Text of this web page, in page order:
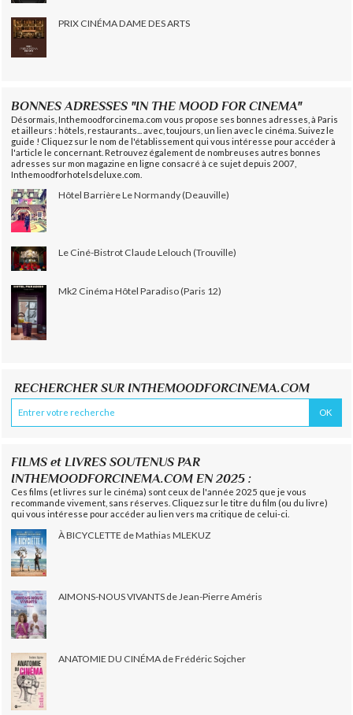
PRIX CINÉMA DAME DES ARTS
BONNES ADRESSES "IN THE MOOD FOR CINEMA"
Désormais, Inthemoodforcinema.com vous propose ses bonnes adresses, à Paris
et ailleurs : hôtels, restaurants... avec, toujours, un lien avec le cinéma. Suivez le
guide ! Cliquez sur le nom de l'établissement qui vous intéresse pour accéder à
l'article le concernant. Retrouvez également de nombreuses autres bonnes
adresses sur mon magazine en ligne consacré à ce sujet depuis 2007,
Inthemoodforhotelsdeluxe.com.
Hôtel Barrière Le Normandy (Deauville)
Le Ciné-Bistrot Claude Lelouch (Trouville)
Mk2 Cinéma Hôtel Paradiso (Paris 12)
RECHERCHER SUR INTHEMOODFORCINEMA.COM
FILMS et LIVRES SOUTENUS PAR
INTHEMOODFORCINEMA.COM EN 2025 :
Ces films (et livres sur le cinéma) sont ceux de l'année 2025 que je vous
recommande vivement, sans réserves. Cliquez sur le titre du film (ou du livre)
qui vous intéresse pour accéder au lien vers ma critique de celui-ci.
À BICYCLETTE de Mathias MLEKUZ
AIMONS-NOUS VIVANTS de Jean-Pierre Améris
ANATOMIE DU CINÉMA de Frédéric Sojcher